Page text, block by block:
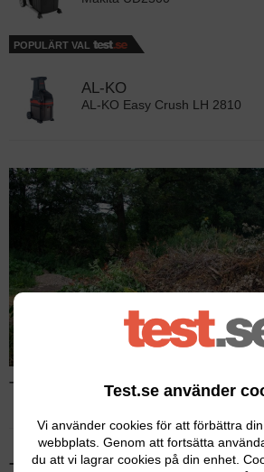
Test.se använder
Vi använder cookies för att förbättra
webbplats. Genom att fortsätta
du att vi lagrar cookies på din enhet.
POPULÄRT VAL
AL-KO
AL-KO Easy Crush LH 2810
Test av kompostkvarnar – Läs